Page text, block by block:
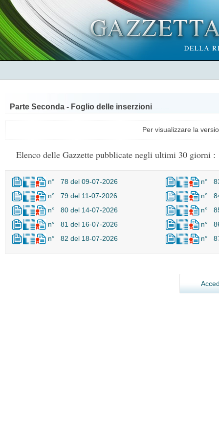
Parte Seconda - Foglio delle inserzioni
Per visualizzare la
Elenco delle Gazzette pubblicate negli ultimi 30 giorni :
n° 78 del 09-07-2026
n° 79 del 11-07-2026
n° 80 del 14-07-2026
n° 81 del 16-07-2026
n° 82 del 18-07-2026
n°
n°
n°
n°
n°